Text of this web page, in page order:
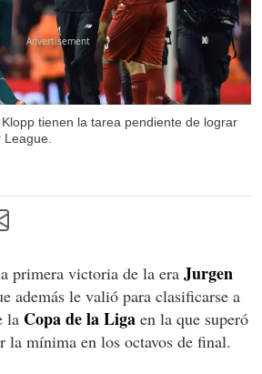
tienen la tarea pendiente de lograr
X
primera victoria de la era Jurgen
además le valió para clasificarse a
la Copa de la Liga en la que superó
la mínima en los octavos de final.